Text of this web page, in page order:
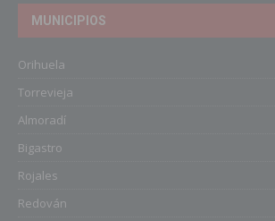
MUNICIPIOS
Orihuela
Torrevieja
Almoradí
Bigastro
Rojales
Redován